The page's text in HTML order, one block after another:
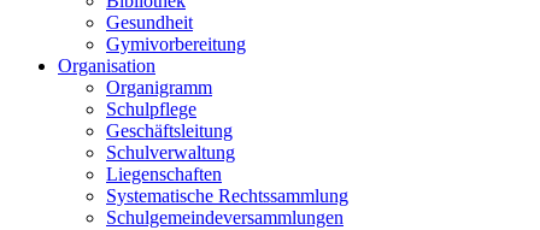
Gesundheit
Gymivorbereitung
Organisation
Organigramm
Schulpflege
Geschäftsleitung
Schulverwaltung
Liegenschaften
Systematische Rechtssammlung
Schulgemeindeversammlungen